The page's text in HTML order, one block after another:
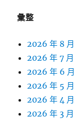
彙整
2026 年 8 月
2026 年 7 月
2026 年 6 月
2026 年 5 月
2026 年 4 月
2026 年 3 月